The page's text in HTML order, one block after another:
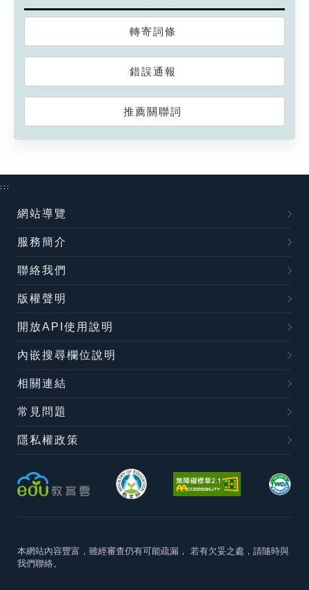
轉寄詞條
錯誤通報
推薦關聯詞
:::
網站導覽
服務簡介
聯絡我們
版權聲明
開放API使用說明
內嵌搜尋欄位說明
相關連結
常見問題
隱私權政策
本網站內容豐富，雖經審查仍有可能疏漏， 若有欠妥之處，請隨時與
我們聯絡。